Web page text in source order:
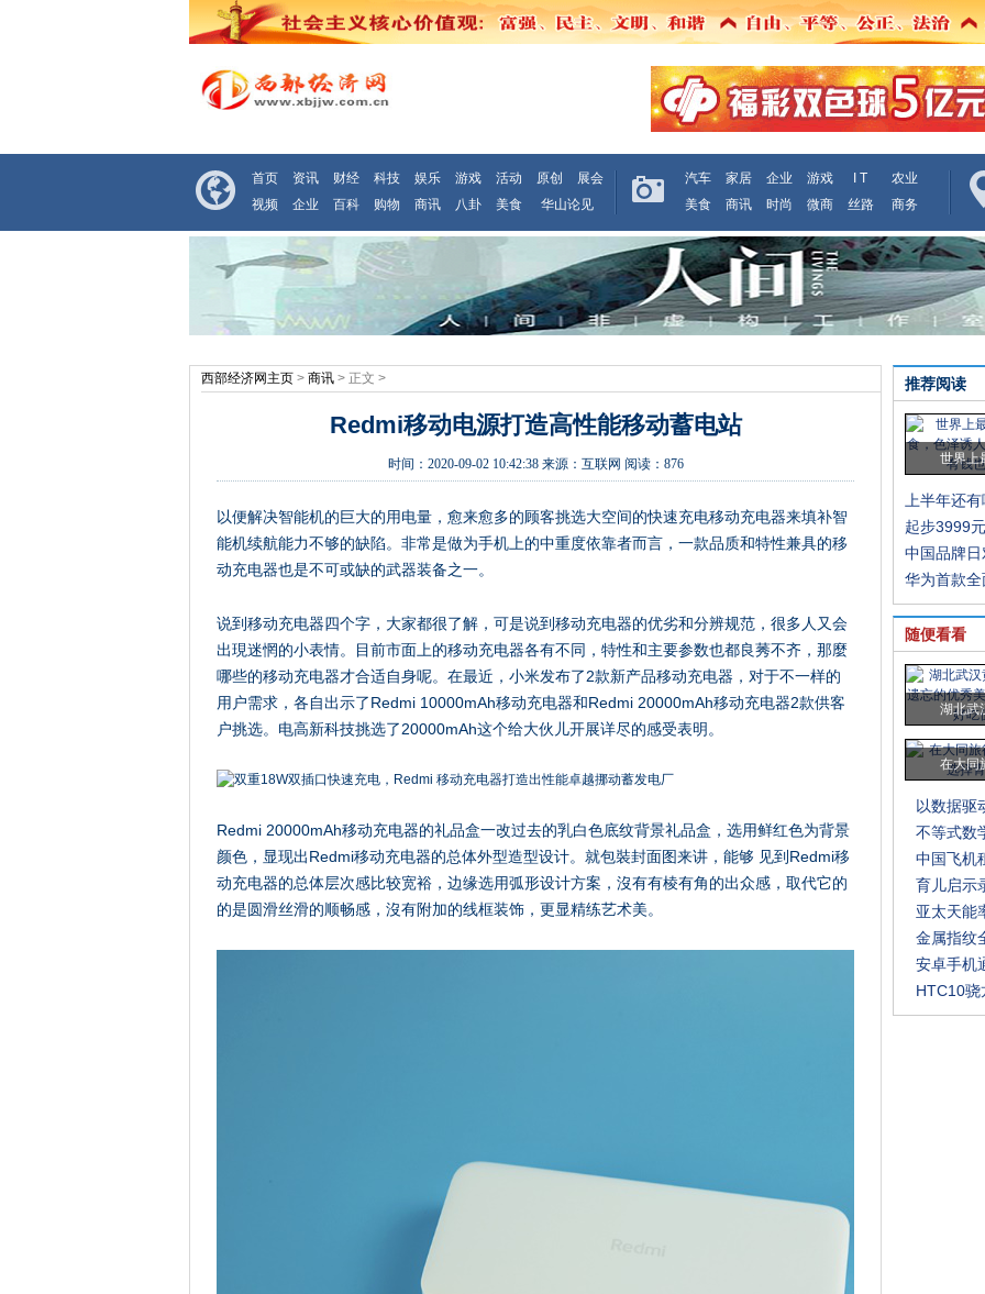
首页 资讯 财经 科技 娱乐 游戏 活动 原创
展会
视频
企业 百科 购物 商讯 八卦 美食 华山论见
汽车 家居 企业 游戏 I T
农业
美食
商讯 时尚 微商 丝路 商务
西部经济网主页 > 商讯 > 正文 >
Redmi移动电源打造高性能移动蓄电站
时间： 2020-09-02 10:42:38来源： 互联网 阅读：876
以便解决智能机的巨大的用电量，愈来愈多的顾客挑选大空间的快速充电移动充电器来填补智
能机续航能力不够的缺陷。非常是做为手机上的中重度依靠者而言，一款品质和特性兼具的移
动充电器也是不可或缺的武器装备之一。
说到移动充电器四个字，大家都很了解，可是说到移动充电器的优劣和分辨规范，很多人又会
出現迷惘的小表情。目前市面上的移动充电器各有不同，特性和主要参数也都良莠不齐，那麼
哪些的移动充电器才合适自身呢。在最近，小米发布了2款新产品移动充电器，对于不一样的
用户需求，各自出示了Redmi 10000mAh移动充电器和Redmi 20000mAh移动充电器2款供客
户挑选。电高新科技挑选了20000mAh这个给大伙儿开展详尽的感受表明。
Redmi 20000mAh移动充电器的礼品盒一改过去的乳白色底纹背景礼品盒，选用鲜红色为背景
颜色，显现出Redmi移动充电器的总体外型造型设计。就包裝封面图来讲，能够 见到Redmi移
动充电器的总体层次感比较宽裕，边缘选用弧形设计方案，沒有有棱有角的出众感，取代它的
的是圆滑丝滑的顺畅感，沒有附加的线框装饰，更显精练艺术美。
推荐阅读
世界上
上半年还
起步3999
中国品牌
华为首款
随便看看
湖北武
在大同
以数据驱
不等式数
中国飞机
育儿启示
亚太天能
金属指纹
安卓手机
HTC10